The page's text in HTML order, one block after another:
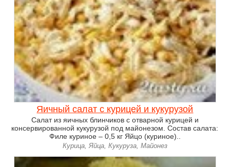
Яичный салат с курицей и кукурузой
Салат из яичных блинчиков с отварной курицей и
консервированной кукурузой под майонезом. Состав салата:
Филе куриное – 0,5 кг Яйцо (куриное)..
Курица, Яйца, Кукуруза, Майонез